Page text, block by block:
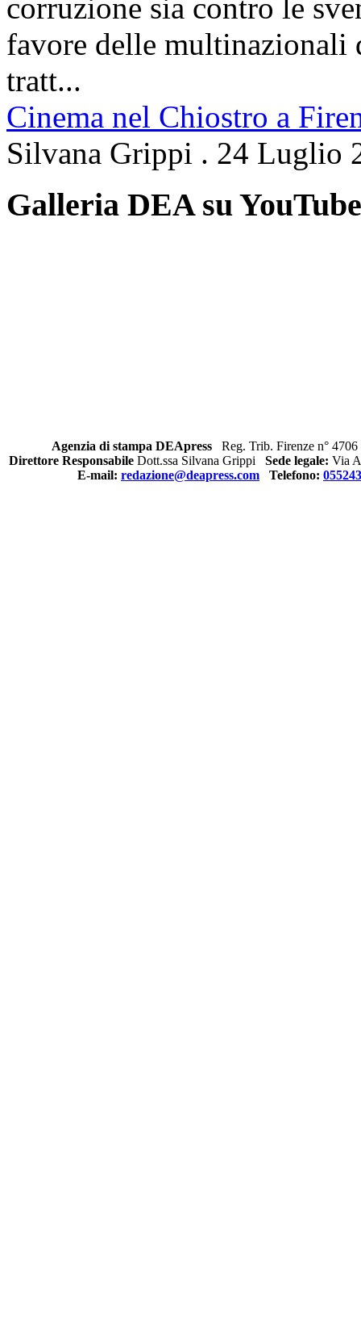
corruzione sia contro le
favore delle multinazionali
tratt...
Cinema nel Chiostro a
Silvana Grippi . 24 Luglio
Galleria DEA su YouTube
Agenzia di stampa DEApress Reg. Trib. Firenze n° 4706
Direttore Responsabile Dott.ssa Silvana Grippi Sede legale: Via
E-mail: redazione@deapress.com Telefono: